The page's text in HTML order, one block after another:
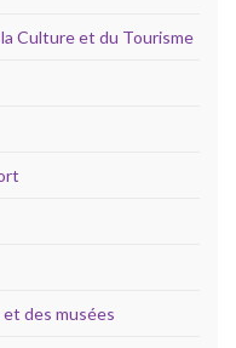
Culture et du Tourisme
des musées